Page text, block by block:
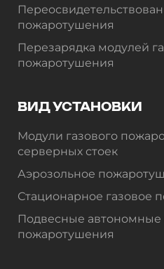
пожаротушения
Перезарядка модулей
пожаротушения
ВИД УСТАНОВКИ
Модули газового
серверных стоек
Аэрозольное
Стационарное газовое
Подвесные автономные
пожаротушения